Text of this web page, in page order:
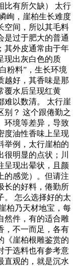
比有所欠缺） 太行
峋，崖柏生长难度
空间，所以其毛料
是过于肥大的普通
其外皮通常由于年
现出灰白色的质
粉料”，生长环境
越好，其香味是那
覆水后呈现红黄
难以数清。 太行崖
别？ 这个跟倦勤之
环境等差异，导致
度油性香味上呈现
举例，太行崖柏的
明显的点状；川
呈现出晕状，且颜
的感觉）。但请注
长的好料，倦勤所
。 怎么选择好的太
柏乃天材地宝，每
然件，有的适合雕
，不一而足，各有
《崖柏根雕鉴赏的
于选料也有参考意
直观的，就是沉水